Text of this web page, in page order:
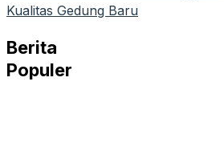
Kualitas Gedung Baru
Berita
Populer